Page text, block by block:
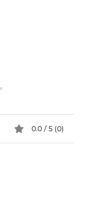
0.0 / 5 (0)